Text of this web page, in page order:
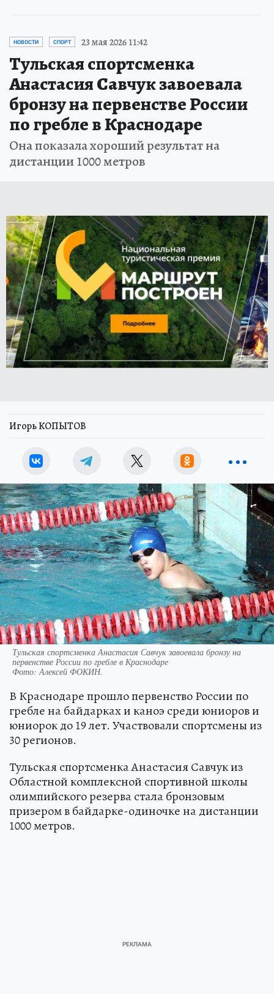
НОВОСТИ СПОРТ 23 мая 2026 11:42
Тульская спортсменка
Анастасия Савчук завоевала
бронзу на первенстве России
по гребле в Краснодаре
Она показала хороший результат на
дистанции 1000 метров
Игорь КОПЫТОВ
Тульская спортсменка Анастасия Савчук завоевала бронзу на
первенстве России по гребле в Краснодаре
Фото:Алексей ФОКИН.
В Краснодаре прошло первенство России по
гребле на байдарках и каноэ среди юниоров и
юниорок до 19 лет. Участвовали спортсмены из
30 регионов.
Тульская спортсменка Анастасия Савчук из
Областной комплексной спортивной школы
олимпийского резерва стала бронзовым
призером в байдарке-одиночке на дистанции
1000 метров.